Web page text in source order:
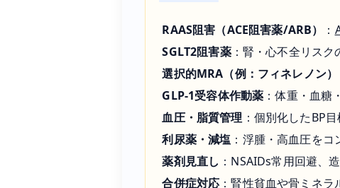
RAAS阻害（ACE阻害薬/ARB） ：
SGLT2阻害薬：腎・心不全リスク
選択的MRA（例：フィネレノン）
GLP-1受容体作動薬 ：体重・血糖
血圧・脂質管理 ：個別化したBP
利尿薬・減塩 ：浮腫・高血圧をコ
薬剤見直し ：NSAIDs常用回避、
合併症対応 ：腎性貧血や骨ミネラ